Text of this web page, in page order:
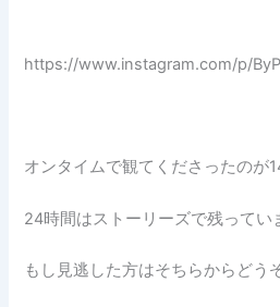
https://www.instagram.com/p/
オンタイムで観てくださったのが
24時間はストーリーズで残ってい
もし見逃した方はそちらからどう